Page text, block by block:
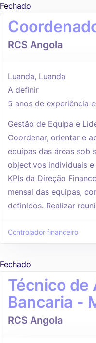
Fechado
RCS Angola
Luanda, Luanda
A definir
5 anos de experiência
Gestão de Equipa e
Coordenar, orientar e
equipas das áreas sob
objectivos individuais
KPIs da Direção
mensal das equipas,
definidos. Realizar
Controlador financeiro
Fechado
Técnico de
Bancaria -
RCS Angola